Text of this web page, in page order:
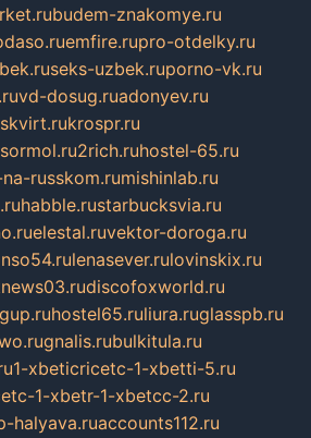
budem-znakomye.ru
emfire.rupro-otdelky.ru
seks-uzbek.ruporno-vk.ru
vd-dosug.ruadonyev.ru
krospr.ru
sormol.ru2rich.ruhostel-65.ru
russkom.rumishinlab.ru
habble.rustarbucksvia.ru
elestal.ruvektor-doroga.ru
lenasever.rulovinskix.ru
discofoxworld.ru
hostel65.ruliura.ruglasspb.ru
gnalis.rubulkitula.ru
1-xbeticricetc-1-xbetti-5.ru
1-xbetr-1-xbetcc-2.ru
halyava.ruaccounts112.ru